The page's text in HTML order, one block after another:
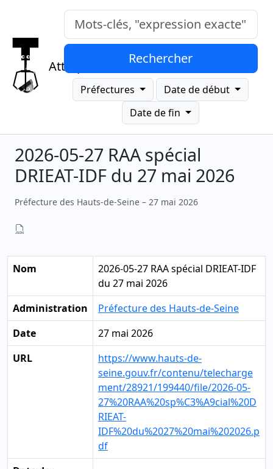
Attrap
Mots-clés, "expression exacte"
Rechercher
Préfectures
Date de début
Date de fin
2026-05-27 RAA spécial
DRIEAT-IDF du 27 mai 2026
Préfecture des Hauts-de-Seine – 27 mai 2026
Nom
2026-05-27 RAA spécial DRIEAT-IDF
du 27 mai 2026
Administration
Préfecture des Hauts-de-Seine
Date
27 mai 2026
URL
https://www.hauts-de-
seine.gouv.fr/contenu/telecharge
ment/28921/199440/file/2026-05-
27%20RAA%20sp%C3%A9cial%20D
RIEAT-
IDF%20du%2027%20mai%202026.p
df